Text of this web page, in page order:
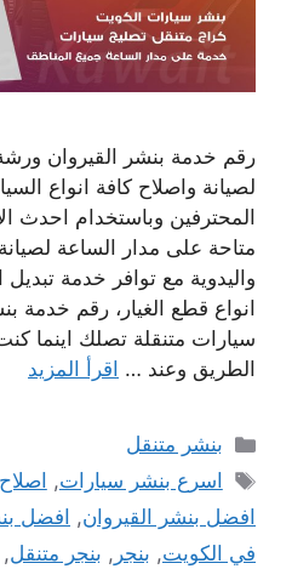
رقم خدمة بنشر القيروان
لصيانة واصلاح كافة انواع
المحترفين وباستخدام احدث
متاحة على مدار الساعة لصيانة
واليدوية مع توافر خدمة تبديل
انواع قطع الغيار، رقم خدمة
سيارات متنقلة تصلك اينما
الطريق وعند … اقرأ المزيد
التصنيفات
بنشر متنقل
الوسوم
اسرع بنشر سيارات,
افضل بنشر القيروان, افضل
في الكويت, بنجر , بنجر متنقل,